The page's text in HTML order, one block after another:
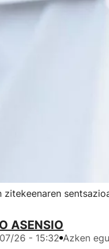
zitekeenaren
ASENSIO
26 - 15:32 Azken